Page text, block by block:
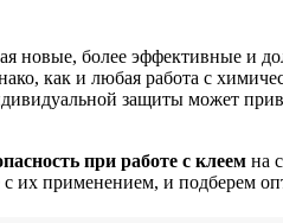
новые, более эффективные
как и любая работа с
защиты может
при работе с клеем на
их применением, и подберем